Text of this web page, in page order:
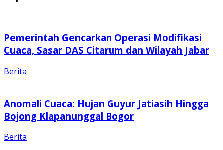
Pemerintah Gencarkan Operasi Modifikasi
Cuaca, Sasar DAS Citarum dan Wilayah Jabar
Berita
Anomali Cuaca: Hujan Guyur Jatiasih Hingga
Bojong Klapanunggal Bogor
Berita